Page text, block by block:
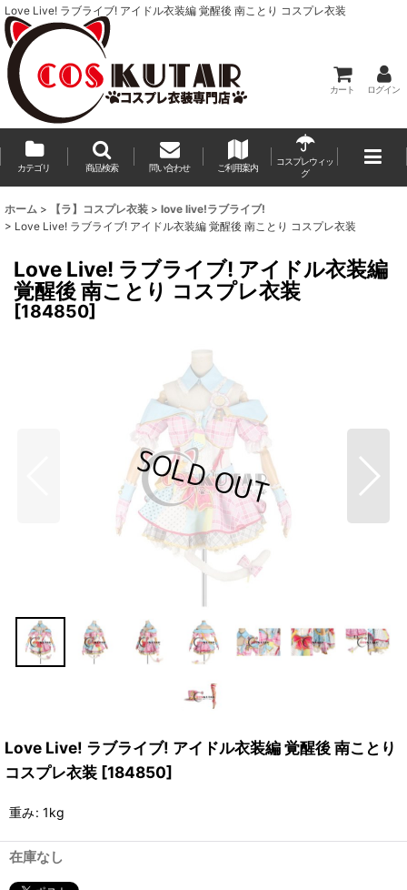
Love Live! ラブライブ! アイドル衣装編 覚醒後 南ことり コスプレ衣装
カート ログイン
カテゴリ 商品検索 問い合わせ ご利用案内
コスプレウィッ
グ
ホーム > 【ラ】コスプレ衣装 > love live!ラブライブ!
> Love Live! ラブライブ! アイドル衣装編 覚醒後 南ことり コスプレ衣装
Love Live! ラブライブ! アイドル衣装編
覚醒後 南ことり コスプレ衣装
[184850]
Love Live! ラブライブ! アイドル衣装編 覚醒後 南ことり
コスプレ衣装 [184850]
重み: 1kg
在庫なし